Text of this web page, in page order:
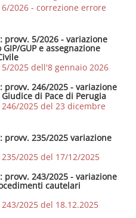
2026 - correzione errore
provv. 5/2026 - variazione
GUP e assegnazione
2025 dell'8 gennaio 2026
246/2025 - variazione
di Pace di Perugia
2025 del 23 dicembre
235/2025 variazione
2025 del 17/12/2025
243/2025 - variazione
cautelari
2025 del 18.12.2025